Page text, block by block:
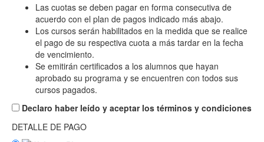
Las cuotas se deben pagar en forma consecutiva de
acuerdo con el plan de pagos indicado más abajo.
Los cursos serán habilitados en la medida que se realice
el pago de su respectiva cuota a más tardar en la fecha
de vencimiento.
Se emitirán certificados a los alumnos que hayan
aprobado su programa y se encuentren con todos sus
cursos pagados.
Declaro haber leído y aceptar los términos y condiciones
DETALLE DE PAGO